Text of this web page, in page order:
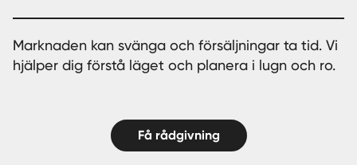
Marknaden kan svänga och försäljningar ta tid. Vi
hjälper dig förstå läget och planera i lugn och ro.
Få rådgivning